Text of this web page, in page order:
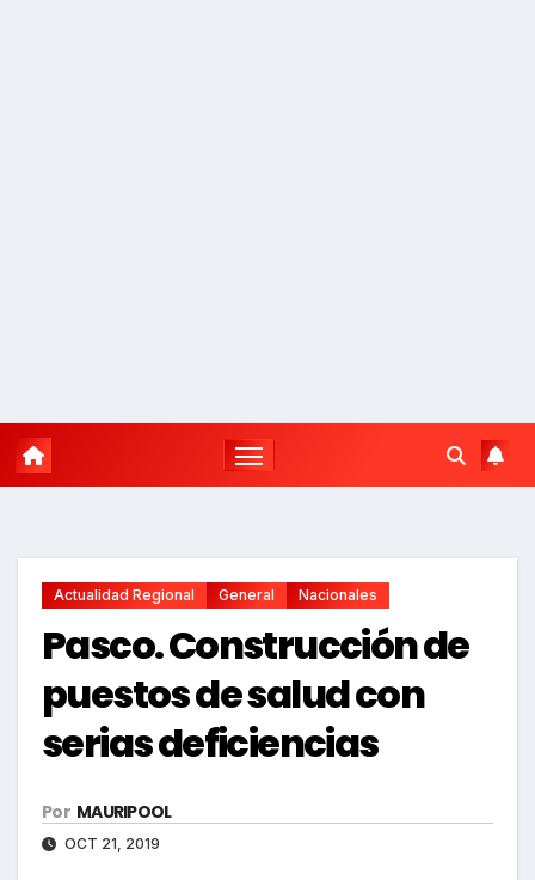
Actualidad Regional General Nacionales
Pasco. Construcción de
puestos de salud con
serias deficiencias
Por MAURIPOOL
OCT 21, 2019